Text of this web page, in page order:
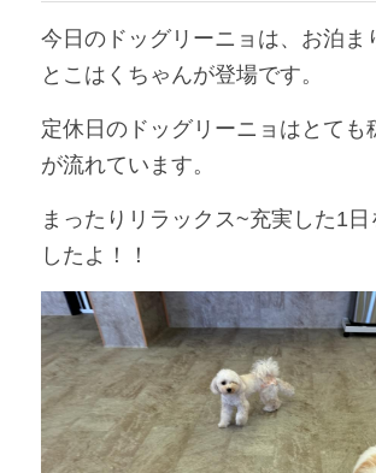
今日のドッグリーニョは、お泊ま
とこはくちゃんが登場です。
定休日のドッグリーニョはとても
が流れています。
まったりリラックス~充実した1日
したよ！！